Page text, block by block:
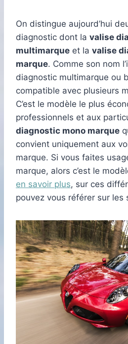
On distingue aujourd’hui
diagnostic dont la valise
multimarque et la valise
marque. Comme son nom
diagnostic multimarque ou
compatible avec plusieurs
C’est le modèle le plus
professionnels et aux
diagnostic mono marque
convient uniquement aux
marque. Si vous faites
marque, alors c’est le
en savoir plus, sur ces
pouvez vous référer sur les